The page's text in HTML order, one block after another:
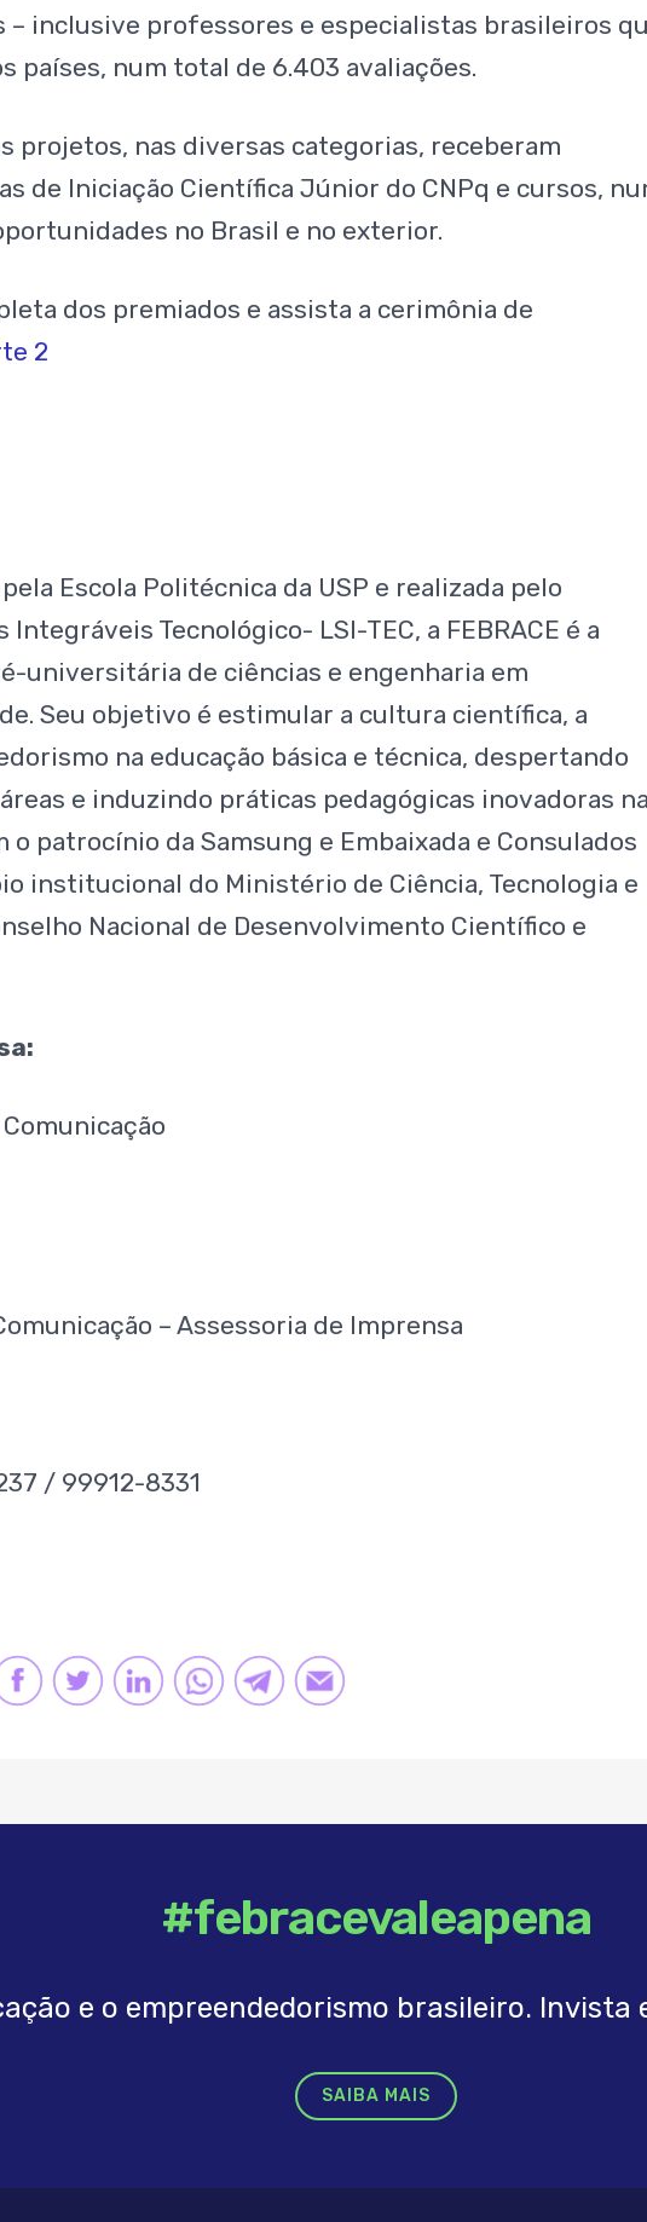
– inclusive professores e especialistas brasileiros
países, num total de 6.403 avaliações.
projetos, nas diversas categorias, receberam
de Iniciação Científica Júnior do CNPq e cursos,
no Brasil e no exterior.
dos premiados e assista a cerimônia de
2
Escola Politécnica da USP e realizada pelo
Tecnológico- LSI-TEC, a FEBRACE é a
universitária de ciências e engenharia em
Seu objetivo é estimular a cultura científica, a
na educação básica e técnica, despertando
e induzindo práticas pedagógicas inovadoras
o patrocínio da Samsung e Embaixada e Consulados
institucional do Ministério de Ciência, Tecnologia e
Nacional de Desenvolvimento Científico e
Comunicação
– Assessoria de Imprensa
/ 99912-8331
FACEBOOK
LINK
TWITTER
LINK
LINKEDIN
LINK
#febracevaleapena
e o empreendedorismo brasileiro. Invista
SAIBA MAIS